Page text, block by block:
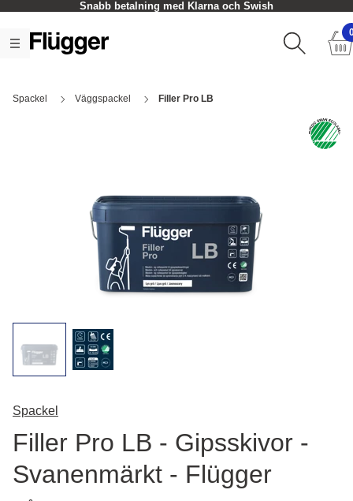
Snabb betalning med Klarna och Swish
Spackel Väggspackel Filler Pro LB
Spackel
Filler Pro LB - Gipsskivor -
Svanenmärkt - Flügger